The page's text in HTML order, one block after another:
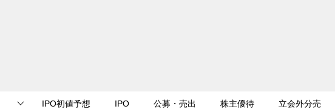
IPO初値予想 IPO 公募・売出 株主優待 立会外分売